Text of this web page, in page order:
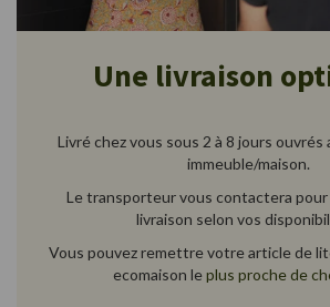
Une livraison
Livré chez vous sous 2 à 8 jours
immeuble/maison.
Le transporteur vous contactera pour
livraison selon vos
Vous pouvez remettre votre article de
ecomaison leplus proche de